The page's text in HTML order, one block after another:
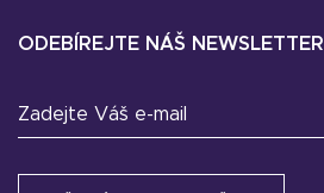
ODEBÍREJTE NÁŠ NEWSLETTER
Zadejte Váš e-mail